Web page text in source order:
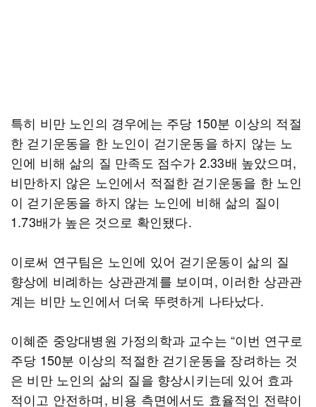
특히 비만 노인의 경우에는 주당 150분 이상의 적절
한 걷기운동을 한 노인이 걷기운동을 하지 않는 노
인에 비해 삶의 질 만족도 점수가 2.33배 높았으며,
비만하지 않은 노인에서 적절한 걷기운동을 한 노인
이 걷기운동을 하지 않는 노인에 비해 삶의 질이
1.73배가 높은 것으로 확인됐다.
이로써 연구팀은 노인에 있어 걷기운동이 삶의 질
향상에 비례하는 상관관계를 보이며, 이러한 상관관
계는 비만 노인에서 더욱 뚜렷하게 나타났다.
이혜준 중앙대병원 가정의학과 교수는 “이번 연구로
주당 150분 이상의 적절한 걷기운동을 장려하는 것
은 비만 노인의 삶의 질을 향상시키는데 있어 효과
적이고 안전하며, 비용 측면에서도 효율적인 전략이